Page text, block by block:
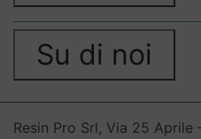
Su di noi
Resin Pro Srl, Via 25 Aprile